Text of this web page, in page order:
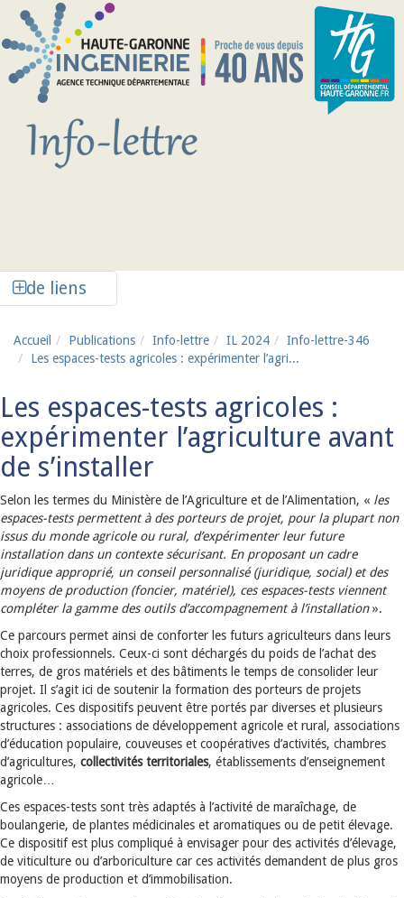
Aller au contenu principal
de liens
Accueil Publications Info-lettre IL 2024
Info-lettre-346
Les espaces-tests agricoles : expérimenter l’agri...
Les espaces-tests agricoles :
expérimenter l’agriculture avant
de s’installer
Selon les termes du Ministère de l’Agriculture et de l’Alimentation, « les
espaces-tests permettent à des porteurs de projet, pour la plupart non
issus du monde agricole ou rural, d’expérimenter leur future
installation dans un contexte sécurisant. En proposant un cadre
juridique approprié, un conseil personnalisé (juridique, social) et des
moyens de production (foncier, matériel), ces espaces-tests viennent
compléter la gamme des outils d’accompagnement à l’installation».
Ce parcours permet ainsi de conforter les futurs agriculteurs dans leurs
choix professionnels. Ceux-ci sont déchargés du poids de l’achat des
terres, de gros matériels et des bâtiments le temps de consolider leur
projet. Il s’agit ici de soutenir la formation des porteurs de projets
agricoles. Ces dispositifs peuvent être portés par diverses et plusieurs
structures : associations de développement agricole et rural, associations
d’éducation populaire, couveuses et coopératives d’activités, chambres
d’agricultures, collectivités territoriales, établissements d’enseignement
agricole…
Ces espaces-tests sont très adaptés à l’activité de maraîchage, de
boulangerie, de plantes médicinales et aromatiques ou de petit élevage.
Ce dispositif est plus compliqué à envisager pour des activités d’élevage,
de viticulture ou d’arboriculture car ces activités demandent de plus gros
moyens de production et d’immobilisation.